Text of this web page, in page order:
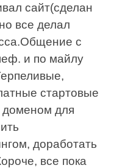
сайт(сделан
все делал
с
и по майлу
стартовые
для
доработать
все пока